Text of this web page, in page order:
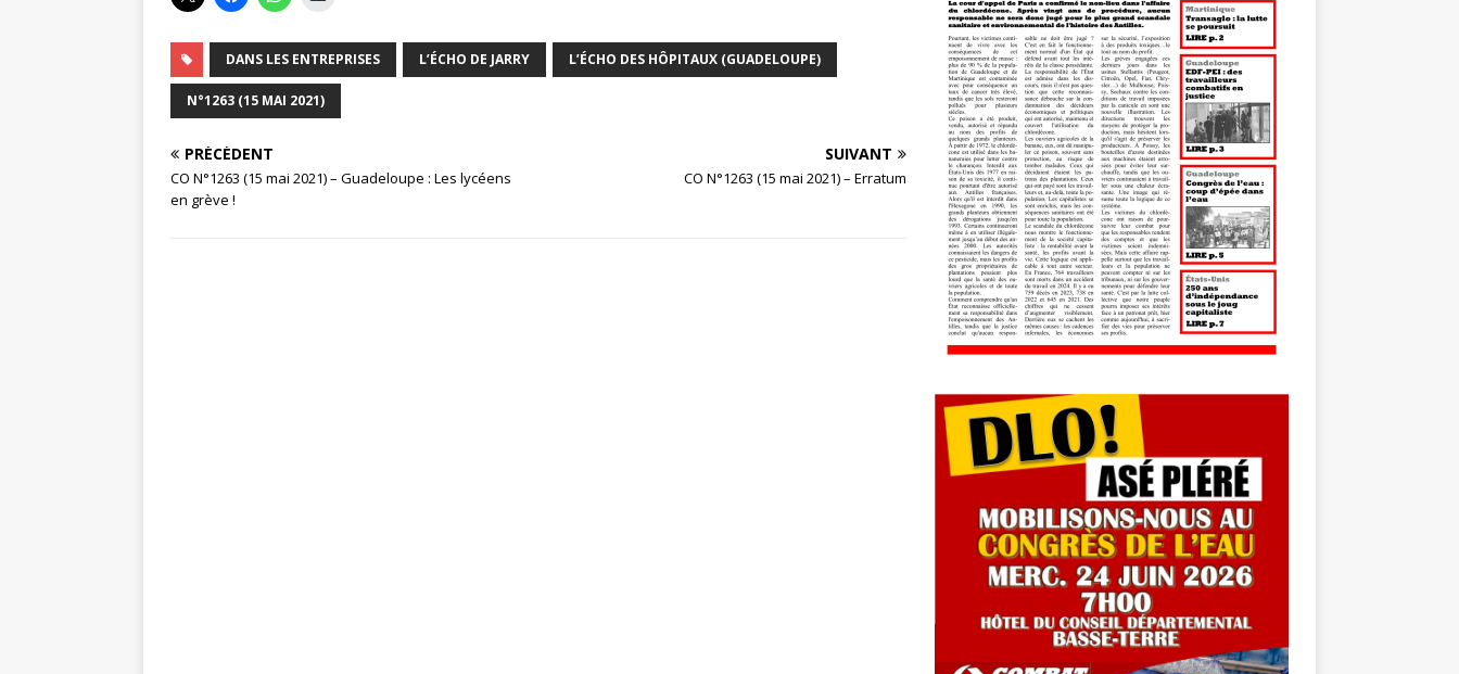
DANS LES ENTREPRISES L’ÉCHO DE JARRY L’ÉCHO DES HÔPITAUX (GUADELOUPE)
N°1263 (15 MAI 2021)
PRÉCÉDENT
CO N°1263 (15 mai 2021) – Guadeloupe : Les lycéens
en grève !
SUIVANT
CO N°1263 (15 mai 2021) – Erratum